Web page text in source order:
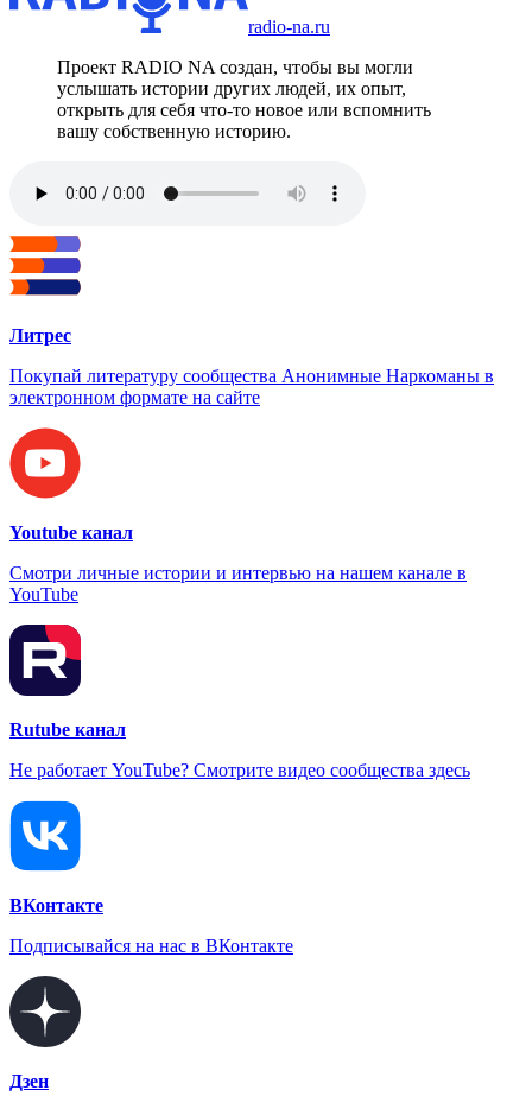
radio-na.ru
Проект RADIO NA создан, чтобы вы могли
услышать истории других людей, их опыт,
открыть для себя что-то новое или вспомнить
вашу собственную историю.
Литрес
Покупай литературу сообщества Анонимные Наркоманы в
электронном формате на сайте
Youtube канал
Смотри личные истории и интервью на нашем канале в
YouTube
Rutube канал
Не работает YouTube? Смотрите видео сообщества здесь
ВКонтакте
Подписывайся на нас в ВКонтакте
Дзен